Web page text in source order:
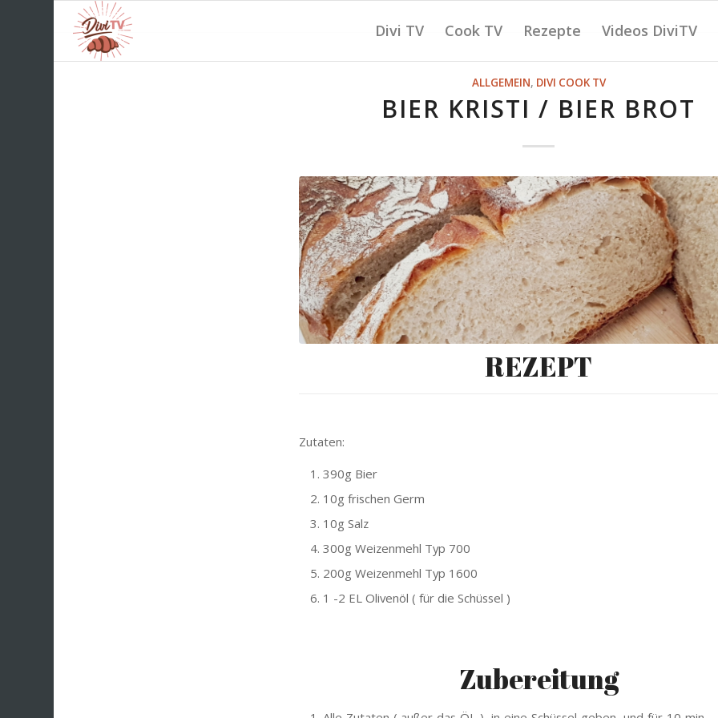
Divi TV Cook TV Rezepte Videos DiviTV
ALLGEMEIN, DIVI COOK TV
BIER KRISTI / BIER BROT
REZEPT
Zutaten:
390g Bier
10g frischen Germ
10g Salz
300g Weizenmehl Typ 700
200g Weizenmehl Typ 1600
1 -2 EL Olivenöl ( für die Schüssel )
Zubereitung